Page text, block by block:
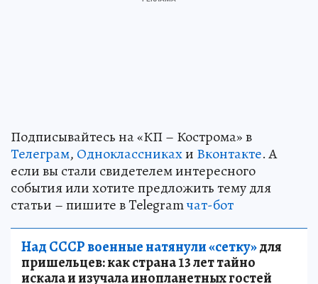
Подписывайтесь на «КП – Кострома» в
Телеграм, Одноклассникахи Вконтакте. А
если вы стали свидетелем интересного
события или хотите предложить тему для
статьи – пишите в Telegramчат-бот
Над СССР военные натянули «сетку»для
пришельцев: как страна 13 лет тайно
искала и изучала инопланетных гостей